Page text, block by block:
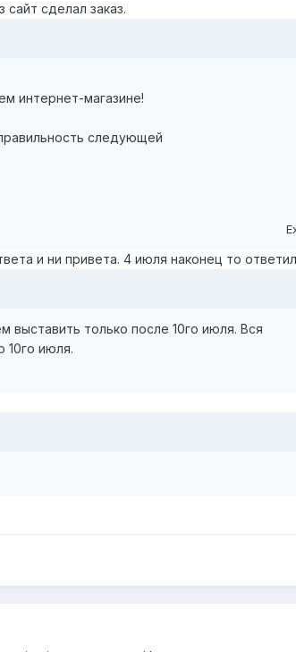
сделал заказ.
интернет-магазине!
следующей
с
Яндекс-Деньги
(По согласованию с
и ни привета. 4 июля наконец то
только после 10го июля. Вся
10го июля.